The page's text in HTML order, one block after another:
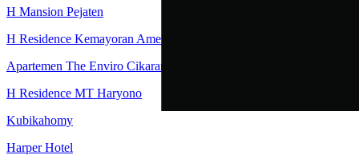
H Mansion Pejaten
H Residence Kemayoran Amethyst Tower
Apartemen The Enviro Cikarang
H Residence MT Haryono
Kubikahomy
Harper Hotel